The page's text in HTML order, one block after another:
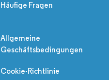
Häufige Fragen
Allgemeine
Geschäftsbedingungen
Cookie-Richtlinie